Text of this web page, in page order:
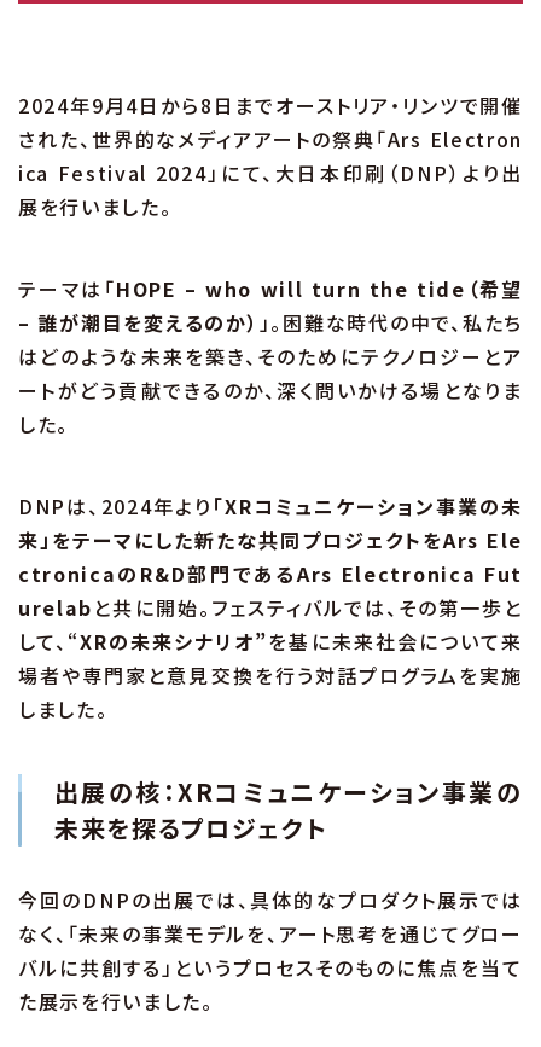
2024年9月4日から8日までオーストリア・リンツで開催
された、世界的なメディアアートの祭典「Ars Electron
ica Festival 2024」にて、大日本印刷（DNP）より出
展を行いました。
テーマは「HOPE – who will turn the tide（希望
– 誰が潮目を変えるのか） 」。困難な時代の中で、私たち
はどのような未来を築き、そのためにテクノロジーとア
ートがどう貢献できるのか、深く問いかける場となりま
した。
DNPは、2024年より 「XRコミュニケーション事業の未
来」をテーマにした新たな共同プロジェクトをArs Ele
ctronicaのR&D部門であるArs Electronica Fut
urelab と共に開始。フェスティバルでは、その第一歩と
して、“XRの未来シナリオ”を基に未来社会について来
場者や専門家と意見交換を行う対話プログラムを実施
しました。
出展の核：XRコミュニケーション事業の
未来を探るプロジェクト
今回のDNPの出展では、具体的なプロダクト展示では
なく、「未来の事業モデルを、アート思考を通じてグロー
バルに共創する」というプロセスそのものに焦点を当て
た展示を行いました。